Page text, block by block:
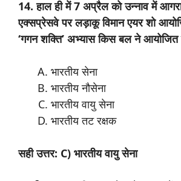
14. हाल ही में 7 अप्रैल को उन्नाव में
एक्सप्रेसवे पर लड़ाकू विमान एयर शो
‘गगन शक्ति’ अभ्यास किस बल ने आयोजित
भारतीय सेना
भारतीय नौसेना
भारतीय वायु सेना
भारतीय तट रक्षक
सही उत्तर: C) भारतीय वायु सेना